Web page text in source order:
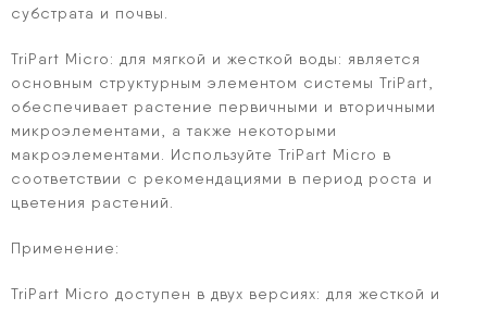
субстрата и почвы.
TriPart Micro: для мягкой и жесткой воды: является
основным структурным элементом системы TriPart,
обеспечивает растение первичными и вторичными
микроэлементами, а также некоторыми
макроэлементами. Используйте TriPart Micro в
соответствии с рекомендациями в период роста и
цветения растений.
Применение:
TriPart Micro доступен в двух версиях: для жесткой и